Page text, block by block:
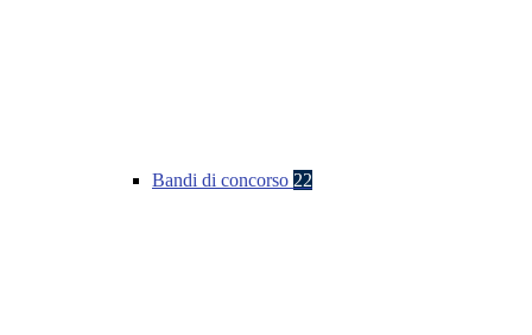
Bandi di concorso 22